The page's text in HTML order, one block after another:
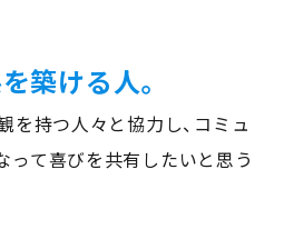
築ける人。
を持つ人々と協力し、コミュ
て喜びを共有したいと思う